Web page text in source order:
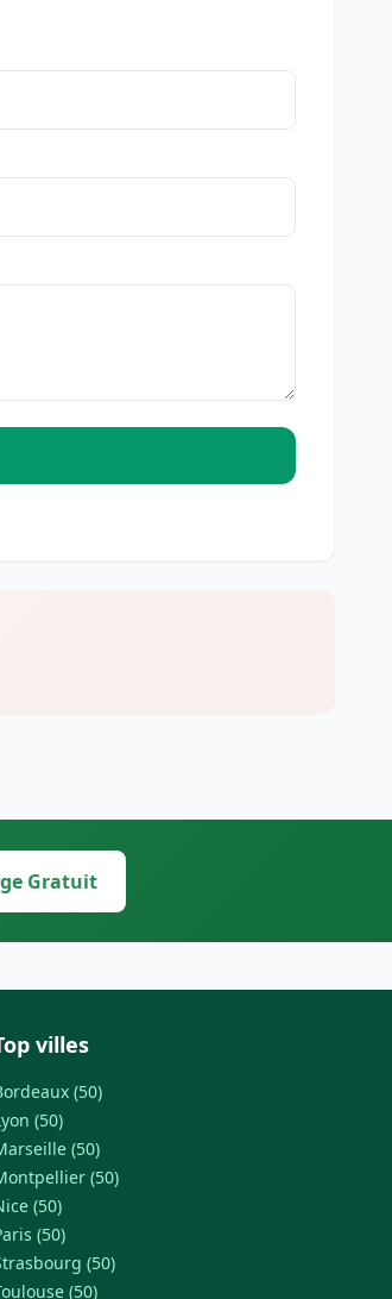
Gratuit
villes
(50)
(50)
(50)
(50)
(50)
(50)
(50)
(50)